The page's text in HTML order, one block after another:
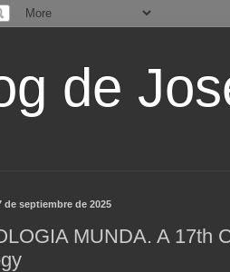
de
de septiembre de 2025
MUNDA. A 17th